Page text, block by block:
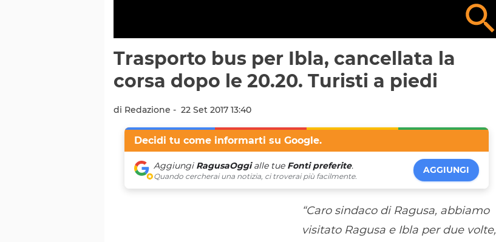
Trasporto bus per Ibla, cancellata la
corsa dopo le 20.20. Turisti a piedi
di Redazione - 22 Set 2017 13:40
Decidi tu come informarti su Google.
Aggiungi RagusaOggialle tue Fonti preferite.
Quando cercherai una notizia, ci troverai più facilmente.
AGGIUNGI
“Caro sindaco di Ragusa, abbiamo
visitato Ragusa e Ibla per due volte,